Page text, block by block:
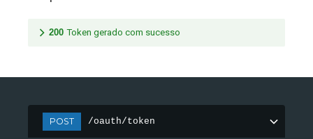
200 Token gerado com sucesso
POST /oauth/token